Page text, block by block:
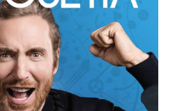
Astrabilia 2026